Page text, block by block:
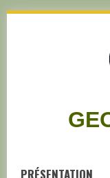
PRÉSENTATION